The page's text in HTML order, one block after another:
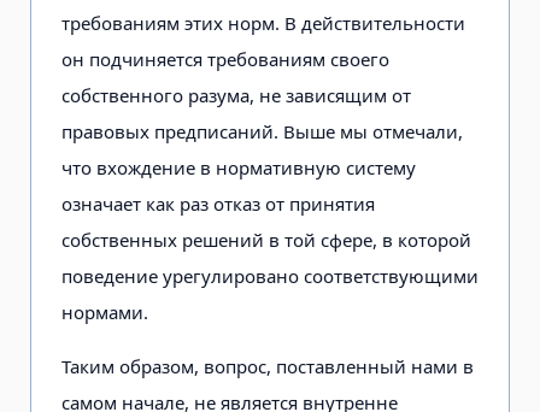
требованиям этих норм. В действительности
он подчиняется требованиям своего
собственного разума, не зависящим от
правовых предписаний. Выше мы отмечали,
что вхождение в нормативную систему
означает как раз отказ от принятия
собственных решений в той сфере, в которой
поведение урегулировано соответствующими
нормами.
Таким образом, вопрос, поставленный нами в
самом начале, не является внутренне